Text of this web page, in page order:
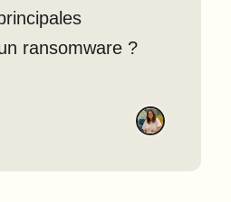
ransomware ?